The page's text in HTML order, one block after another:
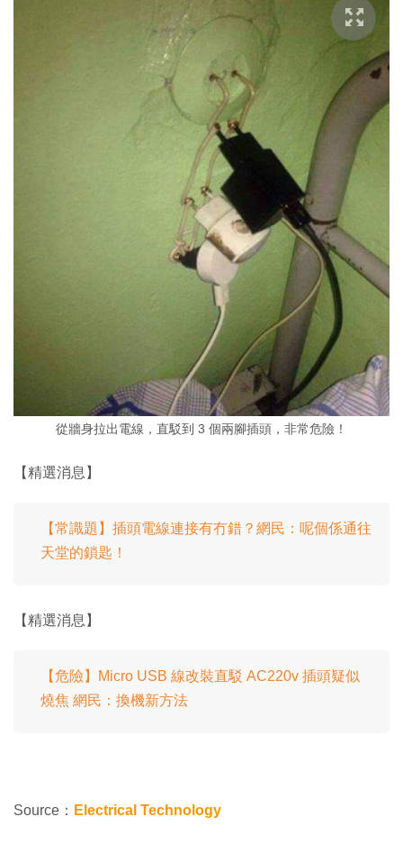
從牆身拉出電線，直駁到 3 個兩腳插頭，非常危險！
【精選消息】
【常識題】插頭電線連接有冇錯？網民：呢個係通往
天堂的鎖匙！
【精選消息】
【危險】Micro USB 線改裝直駁 AC220v 插頭疑似
燒焦 網民：換機新方法
Source： Electrical Technology